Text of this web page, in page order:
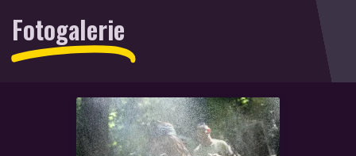
Fotogalerie